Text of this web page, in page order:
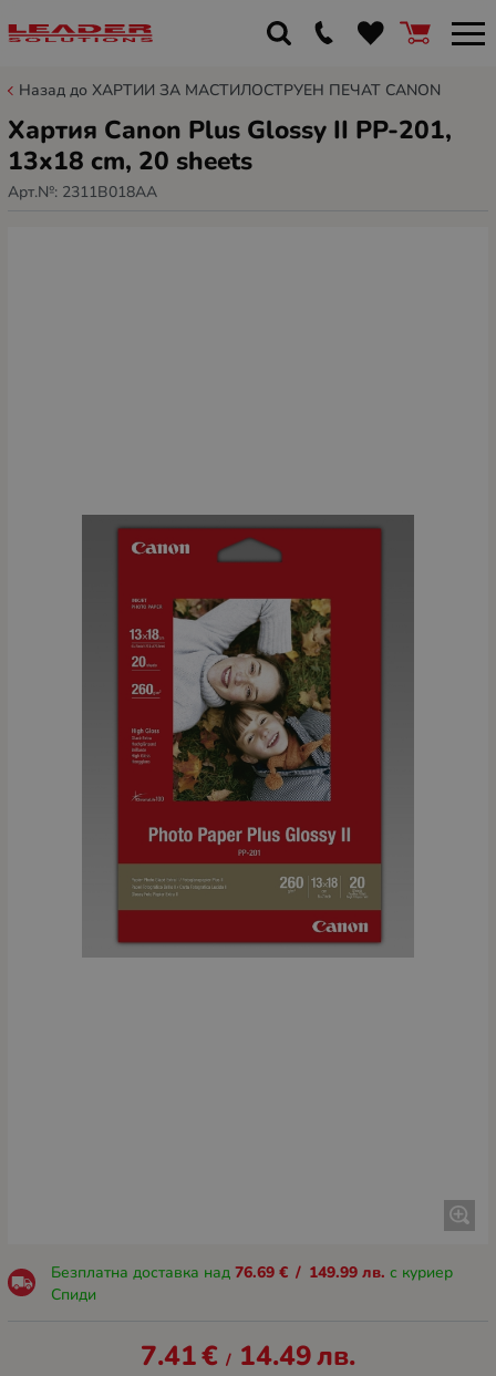
Назад до ХАРТИИ ЗА МАСТИЛОСТРУЕН ПЕЧАТ CANON
Хартия Canon Plus Glossy II PP-201,
13x18 cm, 20 sheets
Арт.№: 2311B018AA
Безплатна доставка над 76.69 € / 149.99 лв. с куриер
Спиди
7.41€ / 14.49лв.